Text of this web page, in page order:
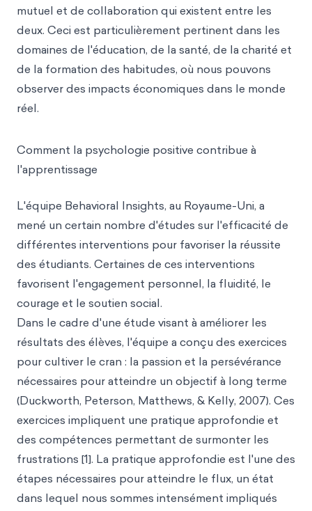
mutuel et de collaboration qui existent entre les
deux. Ceci est particulièrement pertinent dans les
domaines de l'éducation, de la santé, de la charité et
de la formation des habitudes, où nous pouvons
observer des impacts économiques dans le monde
réel.
Comment la psychologie positive contribue à
l'apprentissage
L'équipe Behavioral Insights, au Royaume-Uni, a
mené un certain nombre d'études sur l'efficacité de
différentes interventions pour favoriser la réussite
des étudiants. Certaines de ces interventions
favorisent l'engagement personnel, la fluidité, le
courage et le soutien social.
Dans le cadre d'une étude visant à améliorer les
résultats des élèves, l'équipe a conçu des exercices
pour cultiver le cran : la passion et la persévérance
nécessaires pour atteindre un objectif à long terme
(Duckworth, Peterson, Matthews, & Kelly, 2007). Ces
exercices impliquent une pratique approfondie et
des compétences permettant de surmonter les
frustrations [1]. La pratique approfondie est l'une des
étapes nécessaires pour atteindre le flux, un état
dans lequel nous sommes intensément impliqués